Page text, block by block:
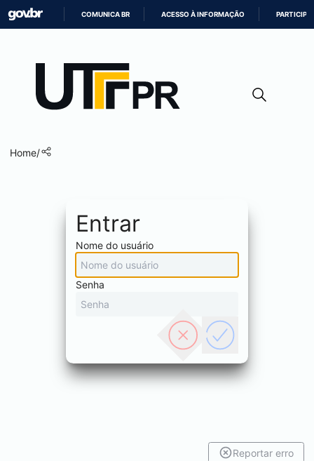
CONTEÚDO
COMUNICA BR ACESSO À INFORMAÇÃO PARTICIPE
Home/
Entrar
Nome do usuário
Senha
Reportar erro